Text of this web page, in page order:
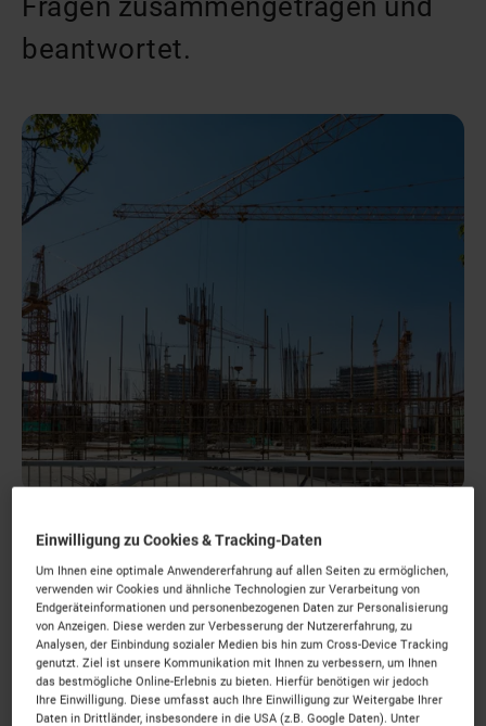
Fragen zusammengetragen und
beantwortet.
Autor
Tizian 18 März 2026
Baumaschinen
Welche häufigsten Kranarten gibt es überhaupt?
Einwilligung zu Cookies & Tracking-Daten
Um Ihnen eine optimale Anwendererfahrung auf allen Seiten zu ermöglichen,
verwenden wir Cookies und ähnliche Technologien zur Verarbeitung von
Endgeräteinformationen und personenbezogenen Daten zur Personalisierung
von Anzeigen. Diese werden zur Verbesserung der Nutzererfahrung, zu
Analysen, der Einbindung sozialer Medien bis hin zum Cross-Device Tracking
genutzt. Ziel ist unsere Kommunikation mit Ihnen zu verbessern, um Ihnen
das bestmögliche Online-Erlebnis zu bieten. Hierfür benötigen wir jedoch
Ihre Einwilligung. Diese umfasst auch Ihre Einwilligung zur Weitergabe Ihrer
Daten in Drittländer, insbesondere in die USA (z.B. Google Daten). Unter